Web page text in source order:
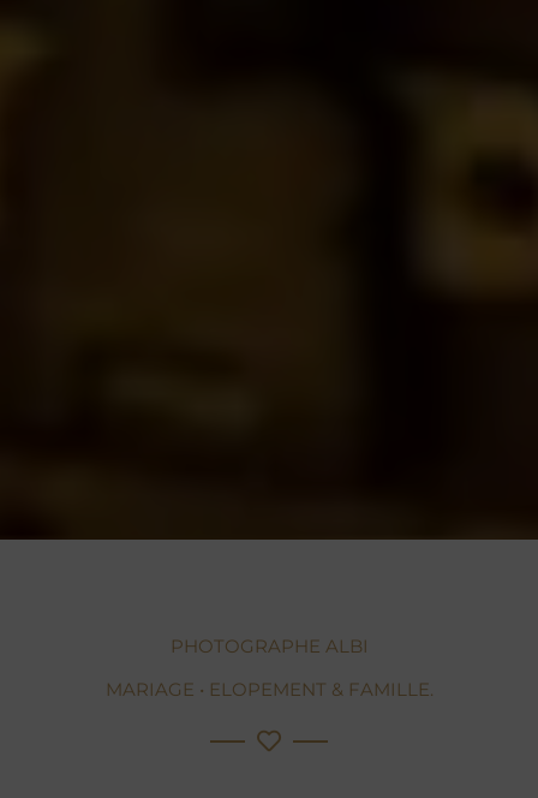
PHOTOGRAPHE ALBI
MARIAGE • ELOPEMENT & FAMILLE.